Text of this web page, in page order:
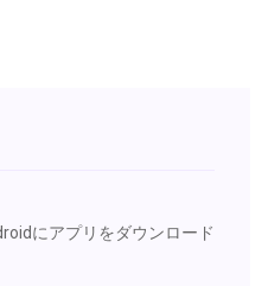
にアプリをダウンロード